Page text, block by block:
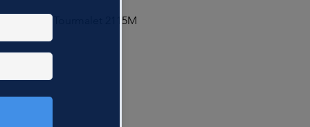
Col du Tourmalet 2115M